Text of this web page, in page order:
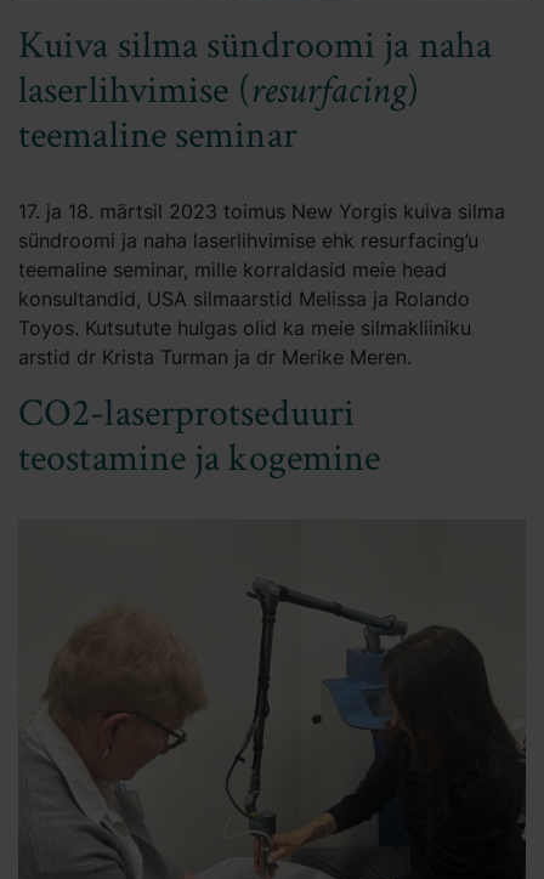
Kuiva silma sündroomi ja naha
laserlihvimise (resurfacing)
teemaline seminar
17. ja 18. märtsil 2023 toimus New Yorgis kuiva silma
sündroomi ja naha laserlihvimise ehk resurfacing’u
teemaline seminar, mille korraldasid meie head
konsultandid, USA silmaarstid Melissa ja Rolando
Toyos. Kutsutute hulgas olid ka meie silmakliiniku
arstid dr Krista Turman ja dr Merike Meren.
CO2-laserprotseduuri
teostamine ja kogemine